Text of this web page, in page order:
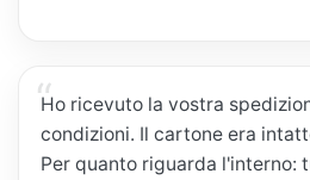
Ho ricevuto la vostra
condizioni. Il cartone era
Per quanto riguarda l'interno: